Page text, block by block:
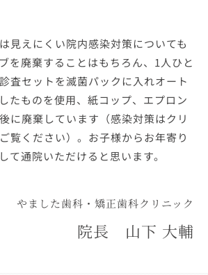
見えにくい院内感染対策についても
を廃棄することはもちろん、1人ひと
査セットを滅菌パックに入れオート
たものを使用、紙コップ、エプロン
に廃棄しています（感染対策はクリ
覧ください）。お子様からお年寄り
て通院いただけると思います。
やました歯科・矯正歯科クリニック
院長 山下 大輔